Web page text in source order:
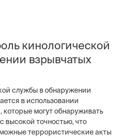
кинологической
взрывчатых
службы в обнаружении
в использовании
которые могут обнаруживать
высокой точностью, что
террористические акты